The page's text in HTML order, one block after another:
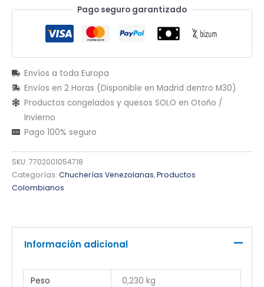
Pago seguro garantizado
Envíos a toda Europa
Envíos en 2 Horas (Disponible en Madrid dentro M30)
Productos congelados y quesos SOLO en Otoño /
Invierno
Pago 100% seguro
SKU: 7702001054718
Categorías: Chucherías Venezolanas,Productos
Colombianos
Información adicional
Peso 0,230 kg